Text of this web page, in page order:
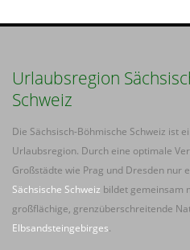
Urlaubsregion
Schweiz
Die Sächsisch-Böhmische Schweiz ist
Urlaubsregion. Durch eine optimale
Großstädte wie Prag und Dresden nur
Sächsische Schweiz bildet gemeinsam
großflächige, grenzüberschreitende
Elbsandsteingebirges.